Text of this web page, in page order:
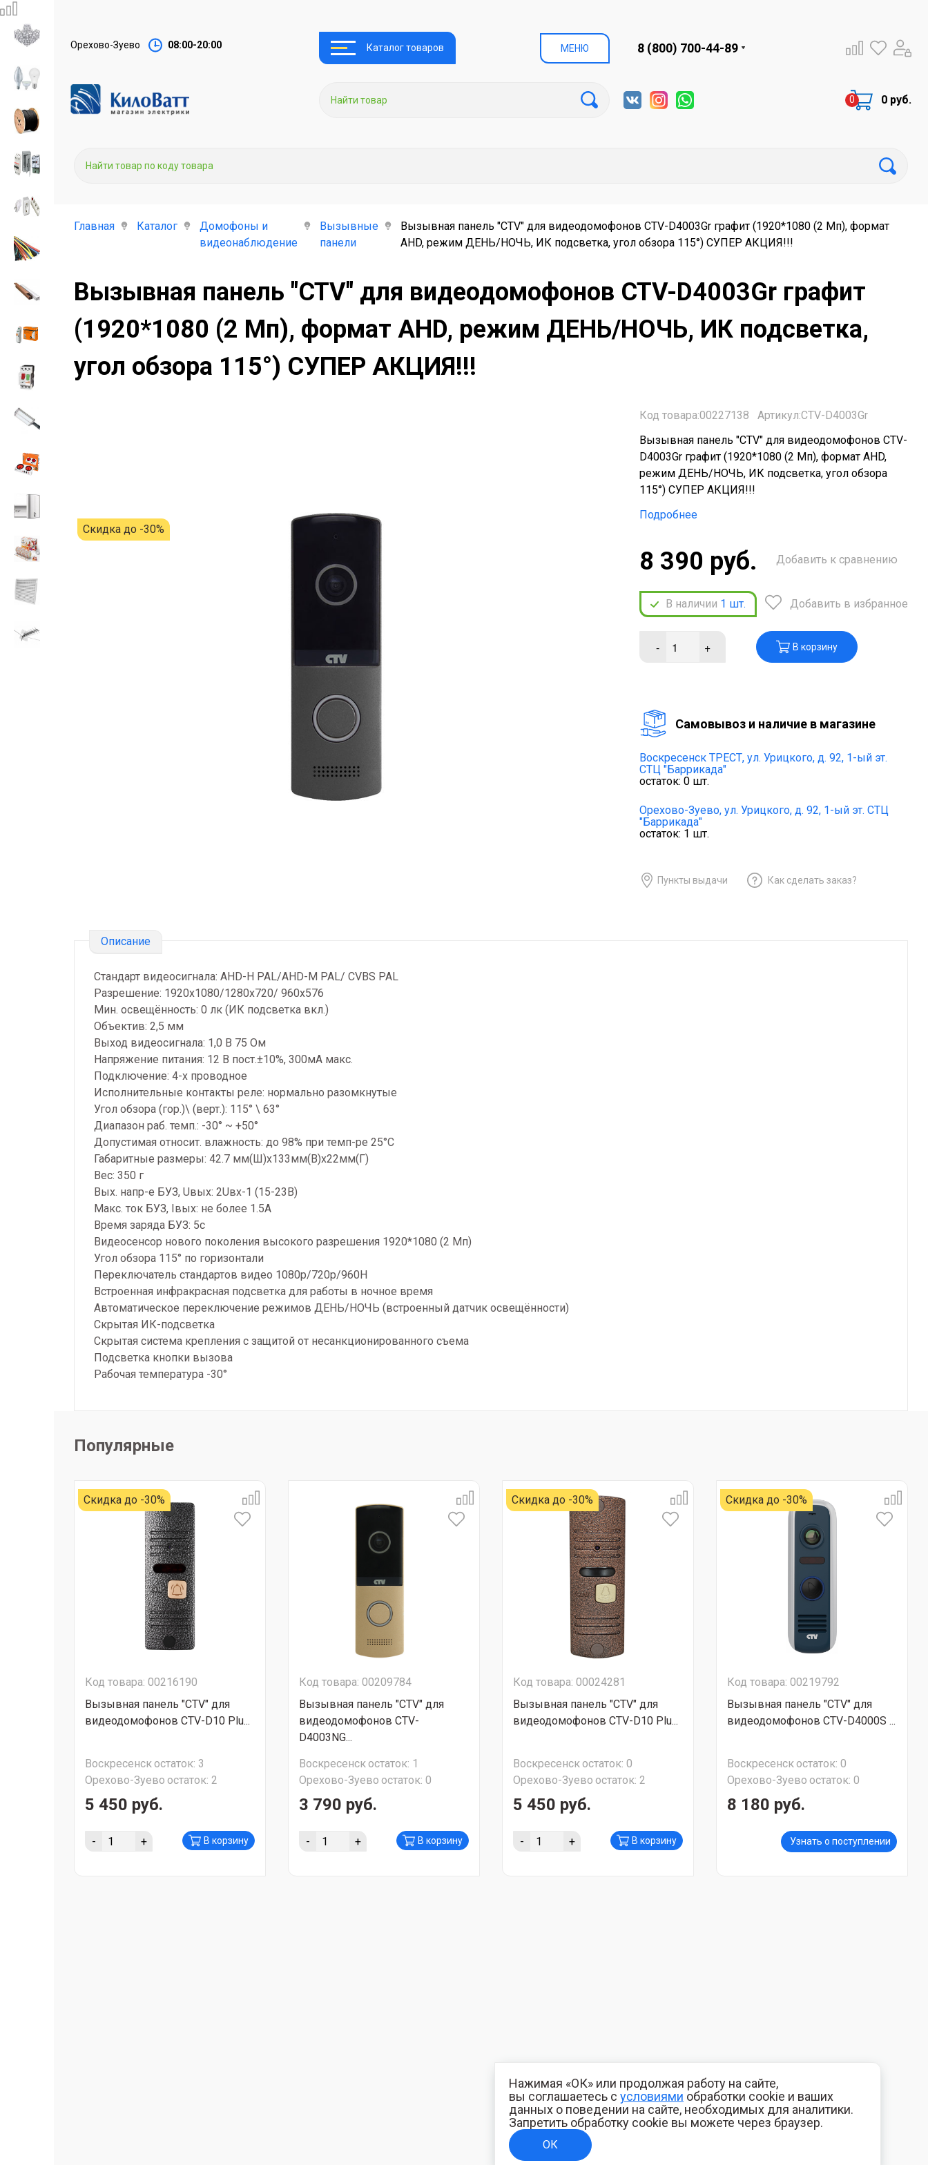
Орехово-Зуево 08:00-20:00 Каталог товаров МЕНЮ 8 (800) 700-44-89
0 руб.
Главная Каталог
Домофоны и
видеонаблюдение
Вызывные
панели
Вызывная панель "CTV" для видеодомофонов CTV-D4003Gr графит (1920*1080 (2 Мп), формат
AHD, режим ДЕНЬ/НОЧЬ, ИК подсветка, угол обзора 115°) СУПЕР АКЦИЯ!!!
Вызывная панель "CTV" для видеодомофонов CTV-D4003Gr графит
(1920*1080 (2 Мп), формат AHD, режим ДЕНЬ/НОЧЬ, ИК подсветка,
угол обзора 115°) СУПЕР АКЦИЯ!!!
Скидка до -30%
Код товара:00227138
Артикул:CTV-D4003Gr
Вызывная панель "CTV" для видеодомофонов CTV-
D4003Gr графит (1920*1080 (2 Мп), формат AHD,
режим ДЕНЬ/НОЧЬ, ИК подсветка, угол обзора
115°) СУПЕР АКЦИЯ!!!
Подробнее
8 390 руб.
В наличии 1 шт.
Добавить к сравнению
Добавить в избранное
- + В корзину
Cамовывоз и наличие в магазине
Воскресенск ТРЕСТ, ул. Урицкого, д. 92, 1-ый эт.
СТЦ "Баррикада"
остаток: 0 шт.
Орехово-Зуево, ул. Урицкого, д. 92, 1-ый эт. СТЦ
"Баррикада"
остаток: 1 шт.
Пункты выдачи Как сделать заказ?
Описание
Стандарт видеосигнала: AHD-H PAL/AHD-M PAL/ CVBS PAL
Разрешение: 1920x1080/1280x720/ 960x576
Мин. освещённость: 0 лк (ИК подсветка вкл.)
Объектив: 2,5 мм
Выход видеосигнала: 1,0 В 75 Ом
Напряжение питания: 12 В пост.±10%, 300мА макс.
Подключение: 4-х проводное
Исполнительные контакты реле: нормально разомкнутые
Угол обзора (гор.)\ (верт.): 115° \ 63°
Диапазон раб. темп.: -30° ~ +50°
Допустимая относит. влажность: до 98% при темп-ре 25°C
Габаритные размеры: 42.7 мм(Ш)х133мм(В)х22мм(Г)
Вес: 350 г
Вых. напр-е БУЗ, Uвых: 2Uвх-1 (15-23В)
Макс. ток БУЗ, Iвых: не более 1.5А
Время заряда БУЗ: 5с
Видеосенсор нового поколения высокого разрешения 1920*1080 (2 Мп)
Угол обзора 115° по горизонтали
Переключатель стандартов видео 1080p/720p/960H
Встроенная инфракрасная подсветка для работы в ночное время
Автоматическое переключение режимов ДЕНЬ/НОЧЬ (встроенный датчик освещённости)
Скрытая ИК-подсветка
Скрытая система крепления с защитой от несанкционированного съема
Подсветка кнопки вызова
Рабочая температура -30°
Популярные
Скидка до -30%
Код товара: 00216190
Вызывная панель "CTV" для
видеодомофонов CTV-D10 Plu...
Воскресенскостаток: 3
Орехово-Зуево остаток: 2
5 450 руб.
- + В корзину
Код товара: 00209784
Вызывная панель "CTV" для
видеодомофонов CTV-
D4003NG...
Воскресенскостаток: 1
Орехово-Зуево остаток: 0
3 790 руб.
- + В корзину
Скидка до -30%
Код товара: 00024281
Вызывная панель "CTV" для
видеодомофонов CTV-D10 Plu...
Воскресенскостаток: 0
Орехово-Зуево остаток: 2
5 450 руб.
- + В корзину
Скидка до -30%
Код товара: 00219792
Вызывная панель "CTV" для
видеодомофонов CTV-D4000S ...
Воскресенскостаток: 0
Орехово-Зуево остаток: 0
8 180 руб.
Узнать о поступлении
Нажимая «ОК» или продолжая работу на сайте,
вы соглашаетесь с условиями обработки cookie и ваших
данных о поведении на сайте, необходимых для аналитики.
Запретить обработку cookie вы можете через браузер.
ОК